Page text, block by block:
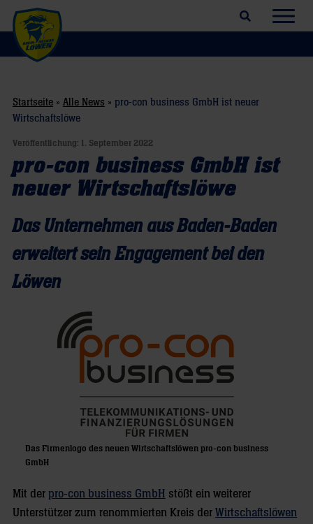
Suchfeld öffnen
Startseite » Alle News » pro-con business GmbH ist neuer
Wirtschaftslöwe
Veröffentlichung: 1. September 2022
pro-con business GmbH ist
neuer Wirtschaftslöwe
Das Unternehmen aus Baden-Baden
erweitert sein Engagement bei den
Löwen
Das Firmenlogo des neuen Wirtschaftslöwen pro-con business
GmbH
Mit der pro-con business GmbH stößt ein weiterer
Unterstützer zum renommierten Kreis der Wirtschaftslöwen